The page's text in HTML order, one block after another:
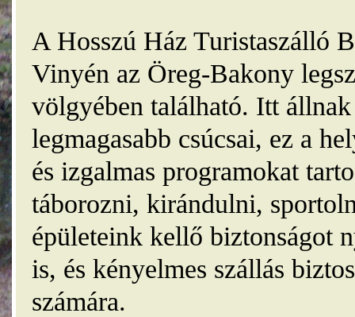
A Hosszú Ház Turistaszálló
Vinyén az Öreg-Bakony
völgyében található. Itt
legmagasabb csúcsai, ez a
és izgalmas programokat
táborozni, kirándulni,
épületeink kellő biztonságot
is, és kényelmes szállás
számára.